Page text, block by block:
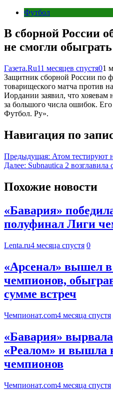
Футбол
В сборной России
не смогли
Газета.Ru11 месяцев спустя01
Защитник сборной России по
товарищеского матча против
Иордании заявил, что хояевам
за большого числа ошибок.
Футбол. Ру».
Навигация по
Предыдущая: Атом тестируют
Далее: Subnautica 2
Похожие новости
«Бавария»
полуфинал Лиги
Lenta.ru4 месяца спустя 0
«Арсенал» вышел
чемпионов,
сумме встреч
Чемпионат.com4 месяца спустя
«Бавария»
«Реалом» и вышла
чемпионов
Чемпионат.com4 месяца спустя